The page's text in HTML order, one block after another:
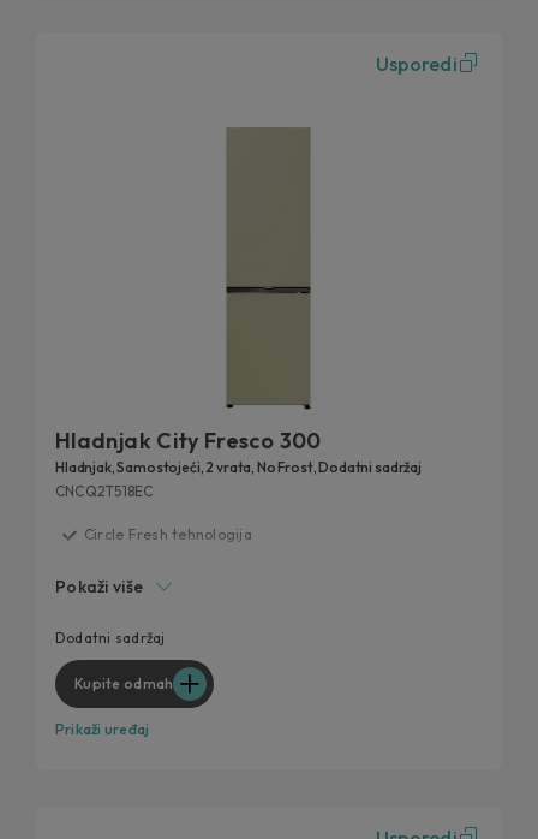
Usporedi
Hladnjak City Fresco 300
Hladnjak, Samostojeći, 2 vrata, No Frost, Dodatni sadržaj
CNCQ2T518EC
Circle Fresh tehnologija
Pladanj za zamrzavanje
Dizajniran za svaku kuhinju
Pokaži više
Dodatni sadržaj
Kupite odmah
Prikaži uređaj